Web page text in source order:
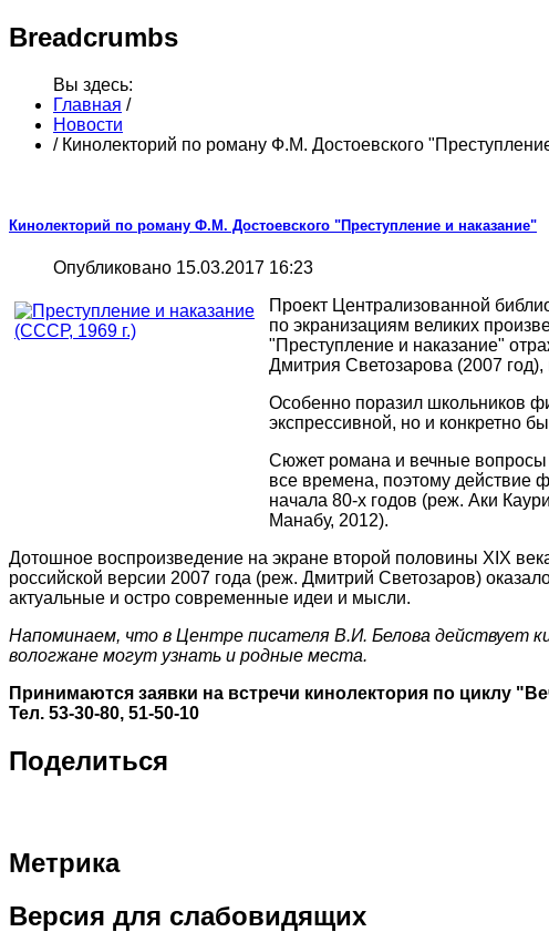
Breadcrumbs
Вы здесь:
Главная /
Новости
/ Кинолекторий по роману Ф.М. Достоевского
Кинолекторий по роману Ф.М. Достоевского "Преступление и наказание"
Опубликовано 15.03.2017 16:23
Проект Централизованной
по экранизациям великих
"Преступление и наказание"
Дмитрия Светозарова (2007
Особенно поразил школьников
экспрессивной, но и конкретно
Сюжет романа и вечные вопросы
все времена, поэтому действие
начала 80-х годов (реж. Аки
Манабу, 2012).
Дотошное воспроизведение на экране второй половины XIX
российской версии 2007 года (реж. Дмитрий Светозаров)
актуальные и остро современные идеи и мысли.
Напоминаем, что в Центре писателя В.И. Белова действует
вологжане могут узнать и родные места.
Принимаются заявки на встречи кинолектория по циклу
Тел. 53-30-80, 51-50-10
Поделиться
Метрика
Версия для слабовидящих